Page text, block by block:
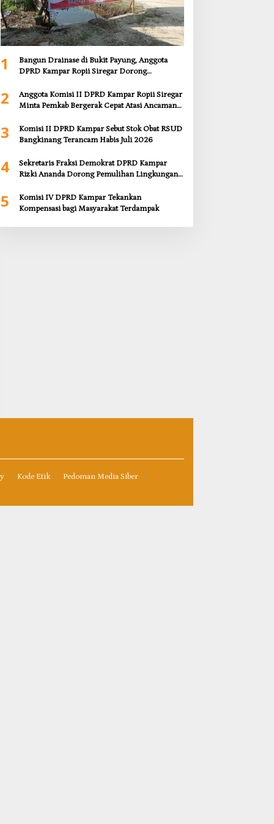
1
Bangun Drainase di Bukit Payung, Anggota
DPRD Kampar Ropii Siregar Dorong
Dasar
2
Anggota Komisi II DPRD Kampar Ropii Siregar
Minta Pemkab Bergerak Cepat Atasi Ancaman
Dihati
3
Komisi II DPRD Kampar Sebut Stok Obat RSUD
Bangkinang Terancam Habis Juli 2026
4
Sekretaris Fraksi Demokrat DPRD Kampar
Rizki Ananda Dorong Pemulihan Lingkungan
5
Komisi IV DPRD Kampar Tekankan
Kompensasi bagi Masyarakat Terdampak
Kode Etik
Pedoman Media Siber